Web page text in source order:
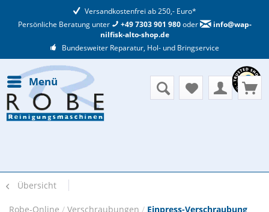
Versandkostenfrei ab 250,- Euro*
Persönliche Beratung unter
+49 7303 901 980oder
info@wap-
nilfisk-alto-shop.de
Bundesweiter Reparatur, Hol- und Bringservice
Menü
Übersicht
Robe-Online / Verschraubungen / Einpress-Verschraubung